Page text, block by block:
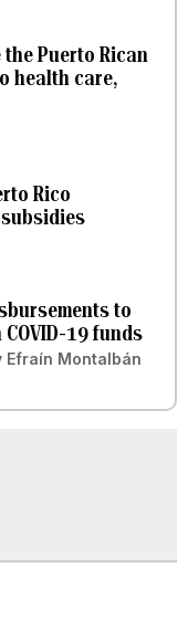
the Puerto Rican
health care,
Rico
to
19 funds
Efraín Montalbán